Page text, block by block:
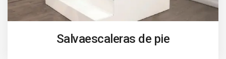
Salvaescaleras de pie